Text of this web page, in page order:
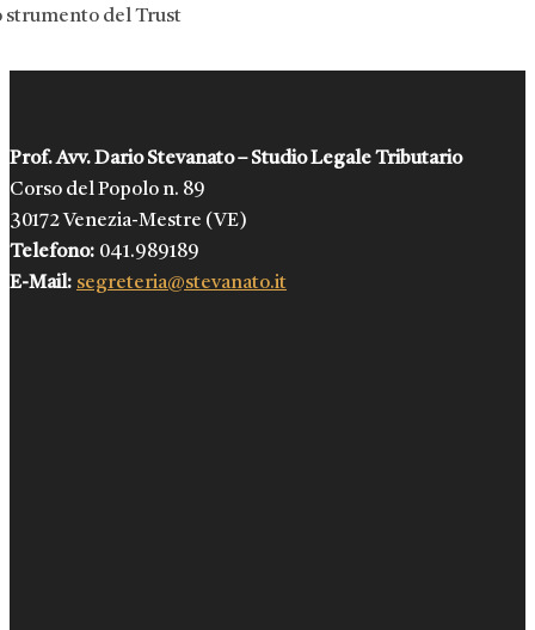
strumento del Trust
Prof. Avv. Dario Stevanato – Studio Legale Tributario
Corso del Popolo n. 89
30172 Venezia-Mestre (VE)
Telefono: 041.989189
E-Mail: segreteria@stevanato.it